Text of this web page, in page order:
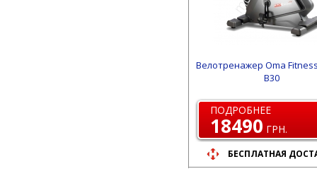
Велотренажер Oma Fitness
B30
ПОДРОБНЕЕ
18490 ГРН.
БЕСПЛАТНАЯ